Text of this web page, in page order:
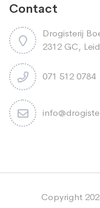
Contact
Drogisterij
2312 GC,
071 512 0784
Copyright